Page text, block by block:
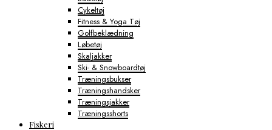
Cykeltøj
Fitness & Yoga Tøj
Golfbeklædning
Løbetøj
Skaljakker
Ski- & Snowboardtøj
Træningsbukser
Træningshandsker
Træningsjakker
Træningsshorts
Fiskeri